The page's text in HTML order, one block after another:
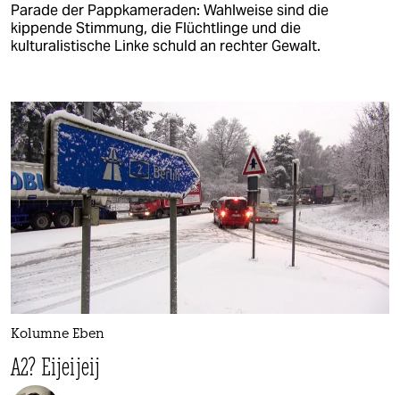
Parade der Pappkameraden: Wahlweise sind die
kippende Stimmung, die Flüchtlinge und die
kulturalistische Linke schuld an rechter Gewalt.
Kolumne Eben
A2? Eijeijeij